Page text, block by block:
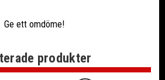
Ge ett omdöme!
produkter